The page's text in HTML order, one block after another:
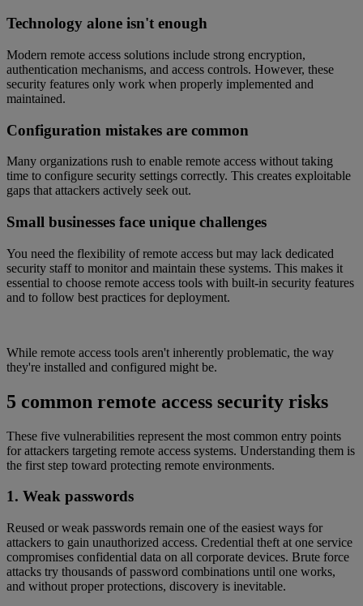
Technology alone isn't enough
Modern remote access solutions include strong encryption,
authentication mechanisms, and access controls. However, these
security features only work when properly implemented and
maintained.
Configuration mistakes are common
Many organizations rush to enable remote access without taking
time to configure security settings correctly. This creates exploitable
gaps that attackers actively seek out.
Small businesses face unique challenges
You need the flexibility of remote access but may lack dedicated
security staff to monitor and maintain these systems. This makes it
essential to choose remote access tools with built-in security features
and to follow best practices for deployment.
While remote access tools aren't inherently problematic, the way
they're installed and configured might be.
5 common remote access security risks
These five vulnerabilities represent the most common entry points
for attackers targeting remote access systems. Understanding them is
the first step toward protecting remote environments.
1. Weak passwords
Reused or weak passwords remain one of the easiest ways for
attackers to gain unauthorized access. Credential theft at one service
compromises confidential data on all corporate devices. Brute force
attacks try thousands of password combinations until one works,
and without proper protections, discovery is inevitable.